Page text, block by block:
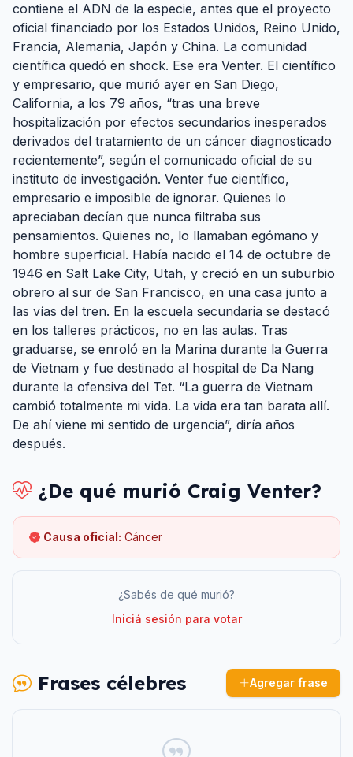
contiene el ADN de la especie, antes que el proyecto
oficial financiado por los Estados Unidos, Reino Unido,
Francia, Alemania, Japón y China. La comunidad
científica quedó en shock. Ese era Venter. El científico
y empresario, que murió ayer en San Diego,
California, a los 79 años, “tras una breve
hospitalización por efectos secundarios inesperados
derivados del tratamiento de un cáncer diagnosticado
recientemente”, según el comunicado oficial de su
instituto de investigación. Venter fue científico,
empresario e imposible de ignorar. Quienes lo
apreciaban decían que nunca filtraba sus
pensamientos. Quienes no, lo llamaban egómano y
hombre superficial. Había nacido el 14 de octubre de
1946 en Salt Lake City, Utah, y creció en un suburbio
obrero al sur de San Francisco, en una casa junto a
las vías del tren. En la escuela secundaria se destacó
en los talleres prácticos, no en las aulas. Tras
graduarse, se enroló en la Marina durante la Guerra
de Vietnam y fue destinado al hospital de Da Nang
durante la ofensiva del Tet. “La guerra de Vietnam
cambió totalmente mi vida. La vida era tan barata allí.
De ahí viene mi sentido de urgencia”, diría años
después.
¿De qué murió Craig Venter?
Causa oficial: Cáncer
¿Sabés de qué murió?
Iniciá sesión para votar
Frases célebres Agregar frase